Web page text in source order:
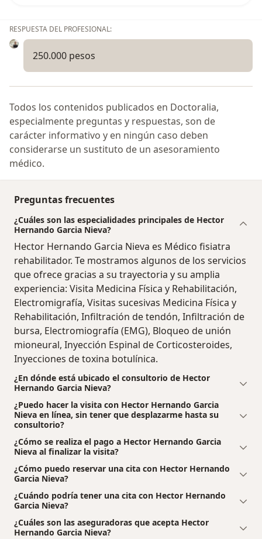
RESPUESTA DEL PROFESIONAL:
250.000 pesos
Todos los contenidos publicados en Doctoralia,
especialmente preguntas y respuestas, son de
carácter informativo y en ningún caso deben
considerarse un sustituto de un asesoramiento
médico.
Preguntas frecuentes
¿Cuáles son las especialidades principales de Hector
Hernando Garcia Nieva?
Hector Hernando Garcia Nieva es Médico fisiatra
rehabilitador. Te mostramos algunos de los servicios
que ofrece gracias a su trayectoria y su amplia
experiencia: Visita Medicina Física y Rehabilitación,
Electromigrafía, Visitas sucesivas Medicina Física y
Rehabilitación, Infiltración de tendón, Infiltración de
bursa, Electromiografía (EMG), Bloqueo de unión
mioneural, Inyección Espinal de Corticosteroides,
Inyecciones de toxina botulínica.
¿En dónde está ubicado el consultorio de Hector
Hernando Garcia Nieva?
¿Puedo hacer la visita con Hector Hernando Garcia
Nieva en línea, sin tener que desplazarme hasta su
consultorio?
¿Cómo se realiza el pago a Hector Hernando Garcia
Nieva al finalizar la visita?
¿Cómo puedo reservar una cita con Hector Hernando
Garcia Nieva?
¿Cuándo podría tener una cita con Hector Hernando
Garcia Nieva?
¿Cuáles son las aseguradoras que acepta Hector
Hernando Garcia Nieva?